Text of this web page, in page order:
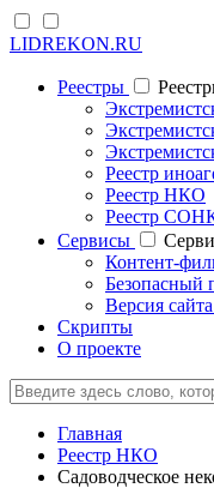
LIDREKON.RU
Реестры
Реестр
Реестр НКО
Реестр
Cервисы
Контент-
Безопасный
Версия
Скрипты
О проекте
Главная
Реестр НКО
Садоводческое